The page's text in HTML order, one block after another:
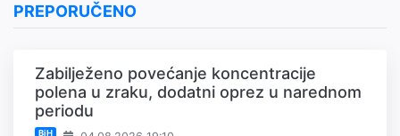
PREPORUČENO
Zabilježeno povećanje koncentracije
polena u zraku, dodatni oprez u narednom
periodu
BiH